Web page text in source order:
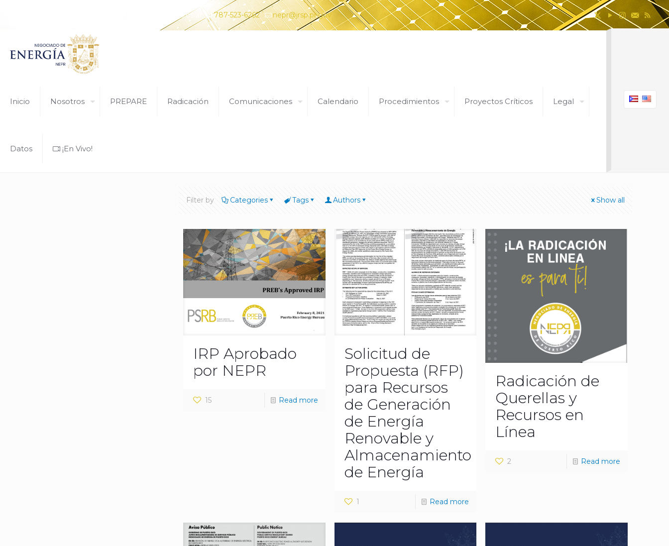
¿Tiene alguna pregunta? Comunícate con nosotros al 787-523-6262 nepr@jrsp.pr.gov
Inicio Nosotros PREPARE Radicación Comunicaciones Calendario Procedimientos Proyectos Críticos Legal
Datos ¡En Vivo!
Filter by Categories Tags Authors Show all
IRP Aprobado
por NEPR
15 Read more
Solicitud de
Propuesta (RFP)
para Recursos
de Generación
de Energía
Renovable y
Almacenamiento
de Energía
1 Read more
Radicación de
Querellas y
Recursos en
Línea
2 Read more